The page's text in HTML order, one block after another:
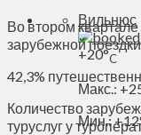
Вильнюс
+20°C
Макс.: +
Мин.:+
Во втором
зарубежной
42,3%
Количество
туруслуг у